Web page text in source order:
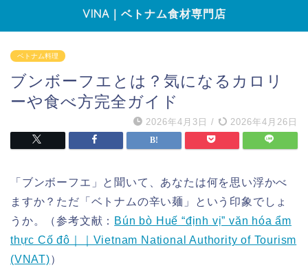
VINA｜ベトナム食材専門店
ベトナム料理
ブンボーフエとは？気になるカロリ
ーや食べ方完全ガイド
2026年4月3日 / 2026年4月26日
「ブンボーフエ」と聞いて、あなたは何を思い浮かべ
ますか？ただ「ベトナムの辛い麺」という印象でしょ
うか。（参考文献： Bún bò Huế “định vị” văn hóa ẩm
thực Cố đô｜｜Vietnam National Authority of Tourism
(VNAT)）